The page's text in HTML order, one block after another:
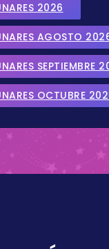
2026
AGOSTO
SEPTIEMBRE
OCTUBRE